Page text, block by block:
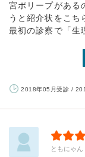
宮ポリープがある
うと紹介状をこち
最初の診察で「生
2018年05月受診 /
ともにゃん